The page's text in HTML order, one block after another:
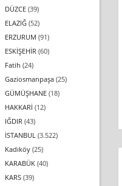
DÜZCE (39)
ELAZIĞ (52)
ERZURUM (91)
ESKİŞEHİR (60)
Fatih (24)
Gaziosmanpaşa (25)
GÜMÜŞHANE (18)
HAKKARİ (12)
IĞDIR (43)
İSTANBUL (3.522)
Kadıköy (25)
KARABÜK (40)
KARS (39)